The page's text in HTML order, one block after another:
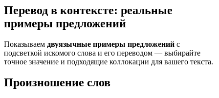
Перевод в контексте: реальные
примеры предложений
Показываем двуязычные примеры предложений с
подсветкой искомого слова и его переводом — выбирайте
точное значение и подходящие коллокации для вашего текста.
Произношение слов